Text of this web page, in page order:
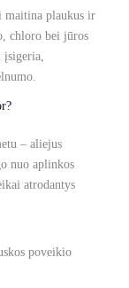
maitina plaukus ir
chloro bei jūros
įsigeria,
– aliejus
nuo aplinkos
atrodantys
poveikio